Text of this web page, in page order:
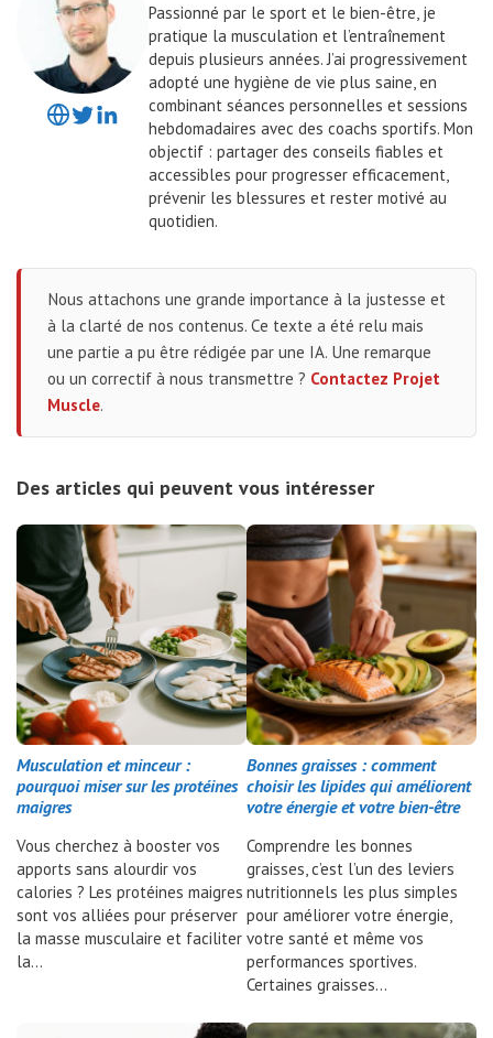
Passionné par le sport et le bien-être, je
pratique la musculation et l’entraînement
depuis plusieurs années. J’ai progressivement
adopté une hygiène de vie plus saine, en
combinant séances personnelles et sessions
hebdomadaires avec des coachs sportifs. Mon
objectif : partager des conseils fiables et
accessibles pour progresser efficacement,
prévenir les blessures et rester motivé au
quotidien.
Nous attachons une grande importance à la justesse et
à la clarté de nos contenus. Ce texte a été relu mais
une partie a pu être rédigée par une IA. Une remarque
ou un correctif à nous transmettre ? Contactez Projet
Muscle.
Des articles qui peuvent vous intéresser
Musculation et minceur :
pourquoi miser sur les protéines
maigres
Vous cherchez à booster vos
apports sans alourdir vos
calories ? Les protéines maigres
sont vos alliées pour préserver
la masse musculaire et faciliter
la…
Bonnes graisses : comment
choisir les lipides qui améliorent
votre énergie et votre bien-être
Comprendre les bonnes
graisses, c’est l’un des leviers
nutritionnels les plus simples
pour améliorer votre énergie,
votre santé et même vos
performances sportives.
Certaines graisses…